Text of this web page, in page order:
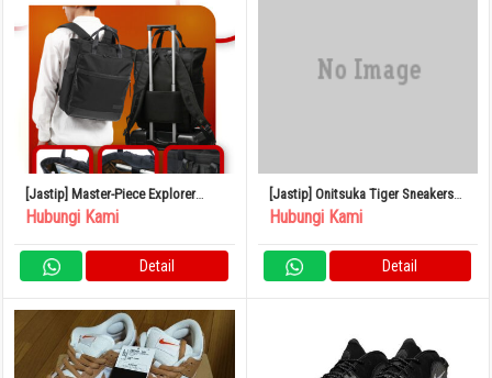
[Jastip] Master-Piece Explorer
2WAY Backpack
Hubungi Kami
Detail
[Jastip] Onitsuka Tiger Sneakers
Japan
Hubungi Kami
Detail